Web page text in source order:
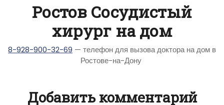
Ростов Сосудистый
хирург на дом
8-928-900-32-69 — телефон для вызова доктора на дом в
Ростове-на-Дону
Добавить комментарий